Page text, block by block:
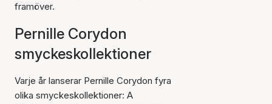
framöver.
Pernille Corydon
smyckeskollektioner
Varje år lanserar Pernille Corydon fyra
olika smyckeskollektioner: A